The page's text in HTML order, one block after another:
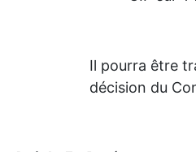
Il pourra être
décision du